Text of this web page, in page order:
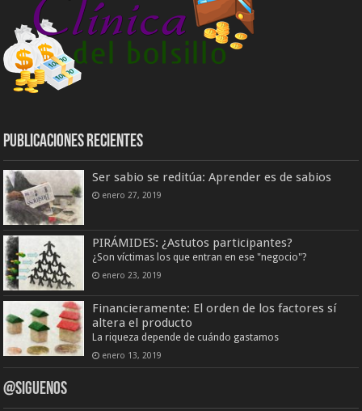
Publicaciones Recientes
Ser sabio se reditúa: Aprender es de sabios
enero 27, 2019
PIRÁMIDES: ¿Astutos participantes?
¿Son víctimas los que entran en ese "negocio"?
enero 23, 2019
Financieramente: El orden de los factores sí
altera el producto
La riqueza depende de cuándo gastamos
enero 13, 2019
@Siguenos